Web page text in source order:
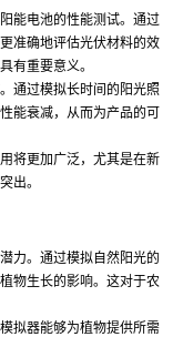
能电池的性能测试。通过
准确地评估光伏材料的效
有重要意义。
通过模拟长时间的阳光照
能衰减，从而为产品的可
将更加广泛，尤其是在新
出。
力。通过模拟自然阳光的
物生长的影响。这对于农
拟器能够为植物提供所需